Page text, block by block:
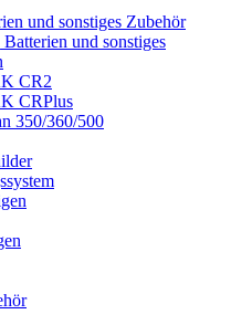
und sonstiges Zubehör
und sonstiges
CR2
CRPlus
350/360/500